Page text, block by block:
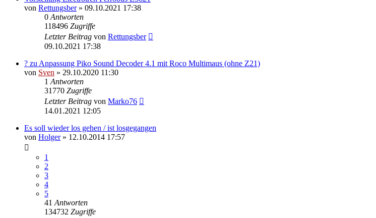
von Rettungsber» 09.10.2021 17:38
0 Antworten
118496 Zugriffe
Letzter Beitrag von Rettungsber
09.10.2021 17:38
? zu Anpassung Piko Sound Decoder 4.1 mit Roco Multimaus (ohne Z21)
von Sven » 29.10.2020 11:30
1 Antworten
31770 Zugriffe
Letzter Beitrag von Marko76
14.01.2021 12:05
Es soll wieder los gehen / ist losgegangen
von Holger» 12.10.2014 17:57
1
2
3
4
5
41 Antworten
134732 Zugriffe